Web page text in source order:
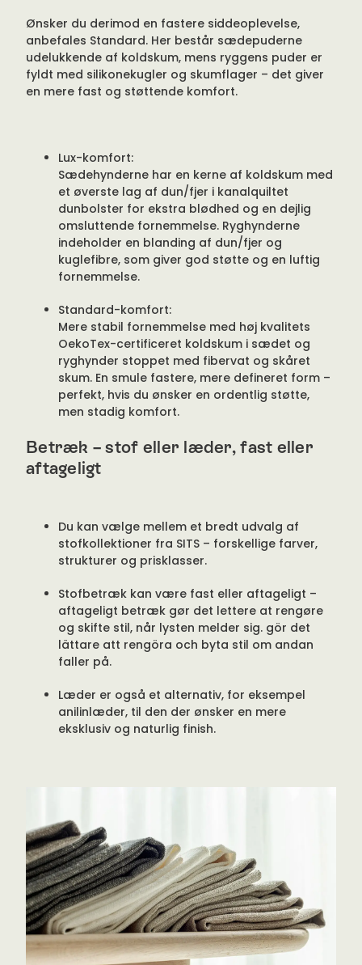
Ønsker du derimod en fastere siddeoplevelse,
anbefales Standard. Her består sædepuderne
udelukkende af koldskum, mens ryggens puder er
fyldt med silikonekugler og skumflager – det giver
en mere fast og støttende komfort.
Lux-komfort:
Sædehynderne har en kerne af koldskum med
et øverste lag af dun/fjer i kanalquiltet
dunbolster for ekstra blødhed og en dejlig
omsluttende fornemmelse. Ryghynderne
indeholder en blanding af dun/fjer og
kuglefibre, som giver god støtte og en luftig
fornemmelse.
Standard-komfort:
Mere stabil fornemmelse med høj kvalitets
OekoTex-certificeret koldskum i sædet og
ryghynder stoppet med fibervat og skåret
skum. En smule fastere, mere defineret form –
perfekt, hvis du ønsker en ordentlig støtte,
men stadig komfort.
Betræk – stof eller læder, fast eller
aftageligt
Du kan vælge mellem et bredt udvalg af
stofkollektioner fra SITS – forskellige farver,
strukturer og prisklasser.
Stofbetræk kan være fast eller aftageligt –
aftageligt betræk gør det lettere at rengøre
og skifte stil, når lysten melder sig. gör det
lättare att rengöra och byta stil om andan
faller på.
Læder er også et alternativ, for eksempel
anilinlæder, til den der ønsker en mere
eksklusiv og naturlig finish.